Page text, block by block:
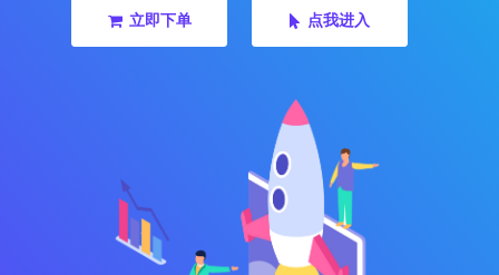
立即下单 点我进入